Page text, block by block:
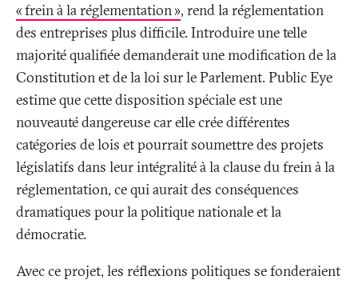
«frein à la réglementation», rend la réglementation
des entreprises plus difficile. Introduire une telle
majorité qualifiée demanderait une modification de la
Constitution et de la loi sur le Parlement. Public Eye
estime que cette disposition spéciale est une
nouveauté dangereuse car elle crée différentes
catégories de lois et pourrait soumettre des projets
législatifs dans leur intégralité à la clause du frein à la
réglementation, ce qui aurait des conséquences
dramatiques pour la politique nationale et la
démocratie.
Avec ce projet, les réflexions politiques se fonderaient